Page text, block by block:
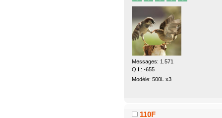
Messages: 1.571
Q.I.: -655
Modèle: 500L x3
110F